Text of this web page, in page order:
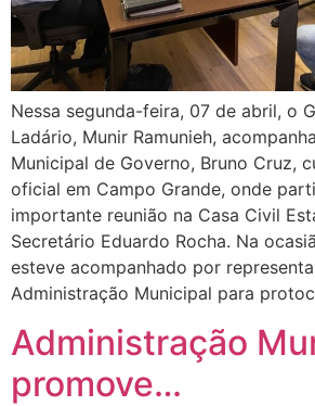
Nessa segunda-feira, 07 de abril, o
Ladário, Munir Ramunieh,
Municipal de Governo, Bruno Cruz,
oficial em Campo Grande, onde
importante reunião na Casa Civil
Secretário Eduardo Rocha. Na
esteve acompanhado por
Administração Municipal para
Administração
promove…